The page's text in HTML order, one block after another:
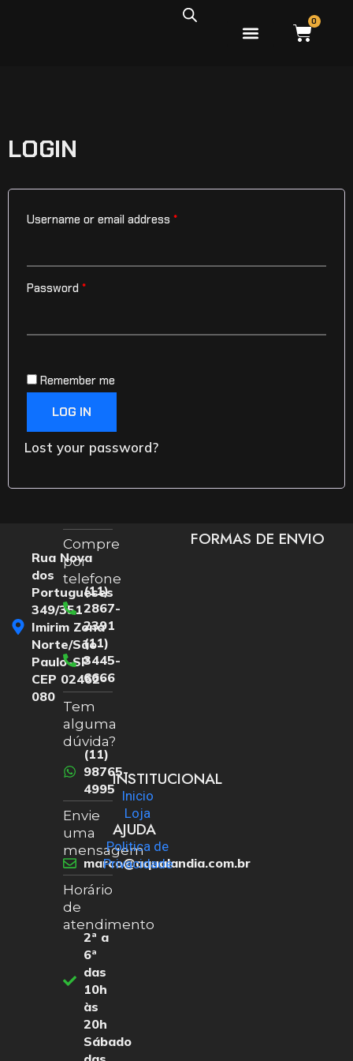
0
LOGIN
Username or email address *
Password *
Remember me
LOG IN
Lost your password?
Rua Nova
dos
Portugueses
349/351
Imirim Zona
Norte/São
Paulo-SP
CEP 02462-
080
Compre
por
telefone
(11)
2867-
2391
(11)
3445-
6666
Tem
alguma
dúvida?
(11)
98765-
4995
Envie
uma
mensagem
marco@aqualandia.com.br
Horário
de
atendimento
2ª a
6ª
das
10h
às
20h
Sábado
INSTITUCIONAL
Inicio
Loja
AJUDA
Politica de
Privacidade
FORMAS DE ENVIO